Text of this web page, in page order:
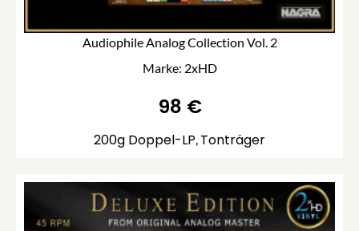
200g Doppel-LP, Tonträger
Audiophile Analog Collection Vol. 2
Marke: 2xHD
98 €